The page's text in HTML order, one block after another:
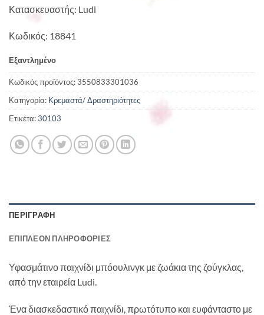
Κατασκευαστής: Ludi
Κωδικός: 18841
Εξαντλημένο
Κωδικός προϊόντος:3550833301036
Κατηγορία: Κρεμαστά/ Δραστηριότητες
Ετικέτα:30103
ΠΕΡΙΓΡΑΦΉ
ΕΠΙΠΛΈΟΝ ΠΛΗΡΟΦΟΡΊΕΣ
Υφασμάτινο παιχνίδι μπόουλινγκ με ζωάκια της ζούγκλας,
από την εταιρεία Ludi.
Ένα διασκεδαστικό παιχνίδι, πρωτότυπο και ευφάνταστο με